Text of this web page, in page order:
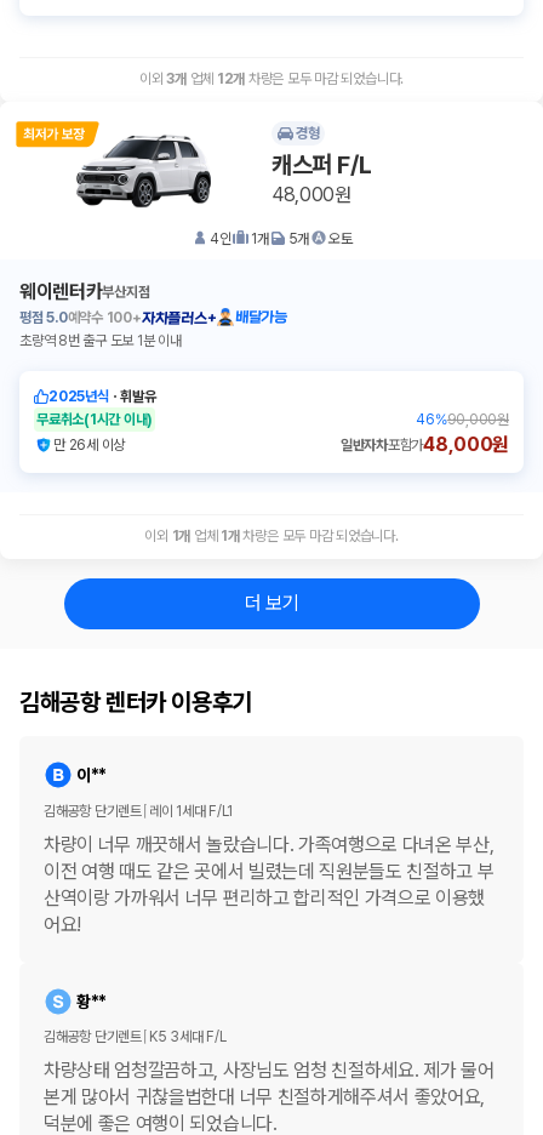
이외3개 업체 12개 차량은 모두 마감 되었습니다.
경형
캐스퍼 F/L
48,000원
4인 1개 5개 오토
웨이렌터카부산지점
평점 5.0예약수 100+자차플러스+
배달가능
초량역 8번 출구 도보 1분 이내
2025년식 ㆍ휘발유
무료취소(1시간 이내) 46%90,000원
만 26세 이상
일반자차포함가48,000원
이외 1개 업체 1 개 차량은 모두 마감 되었습니다.
더 보기
김해공항 렌터카 이용후기
이**
김해공항 단기렌트 레이 1세대 F/L1
차량이 너무 깨끗해서 놀랐습니다. 가족여행으로 다녀온 부산,
이전 여행 때도 같은 곳에서 빌렸는데 직원분들도 친절하고 부
산역이랑 가까워서 너무 편리하고 합리적인 가격으로 이용했
어요!
황**
김해공항 단기렌트 K5 3세대 F/L
차량상태 엄청깔끔하고, 사장님도 엄청 친절하세요. 제가 물어
본게 많아서 귀찮을법한대 너무 친절하게해주셔서 좋았어요,
덕분에 좋은 여행이 되었습니다.